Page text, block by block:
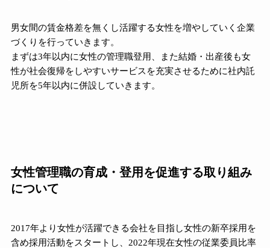
男女間の賃金格差を無くし活躍する女性を増やしていく企業
づくりを行っていきます。
まずは3年以内に女性の管理職登用、また結婚・出産後も女
性が社会復帰をしやすいサービスを充実させるために社内託
児所を5年以内に併設していきます。
女性管理職の育成・登用を促進する取り組み
について
2017年より女性が活躍できる会社を目指し女性の新卒採用を
含め採用活動をスタートし、2022年現在女性の従業委員比率